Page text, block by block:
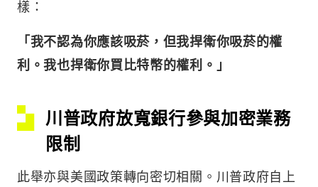
樣：
「我不認為你應該吸菸，但我捍衛你吸菸的權
利。我也捍衛你買比特幣的權利。」
川普政府放寬銀行參與加密業務
限制
此舉亦與美國政策轉向密切相關。川普政府自上